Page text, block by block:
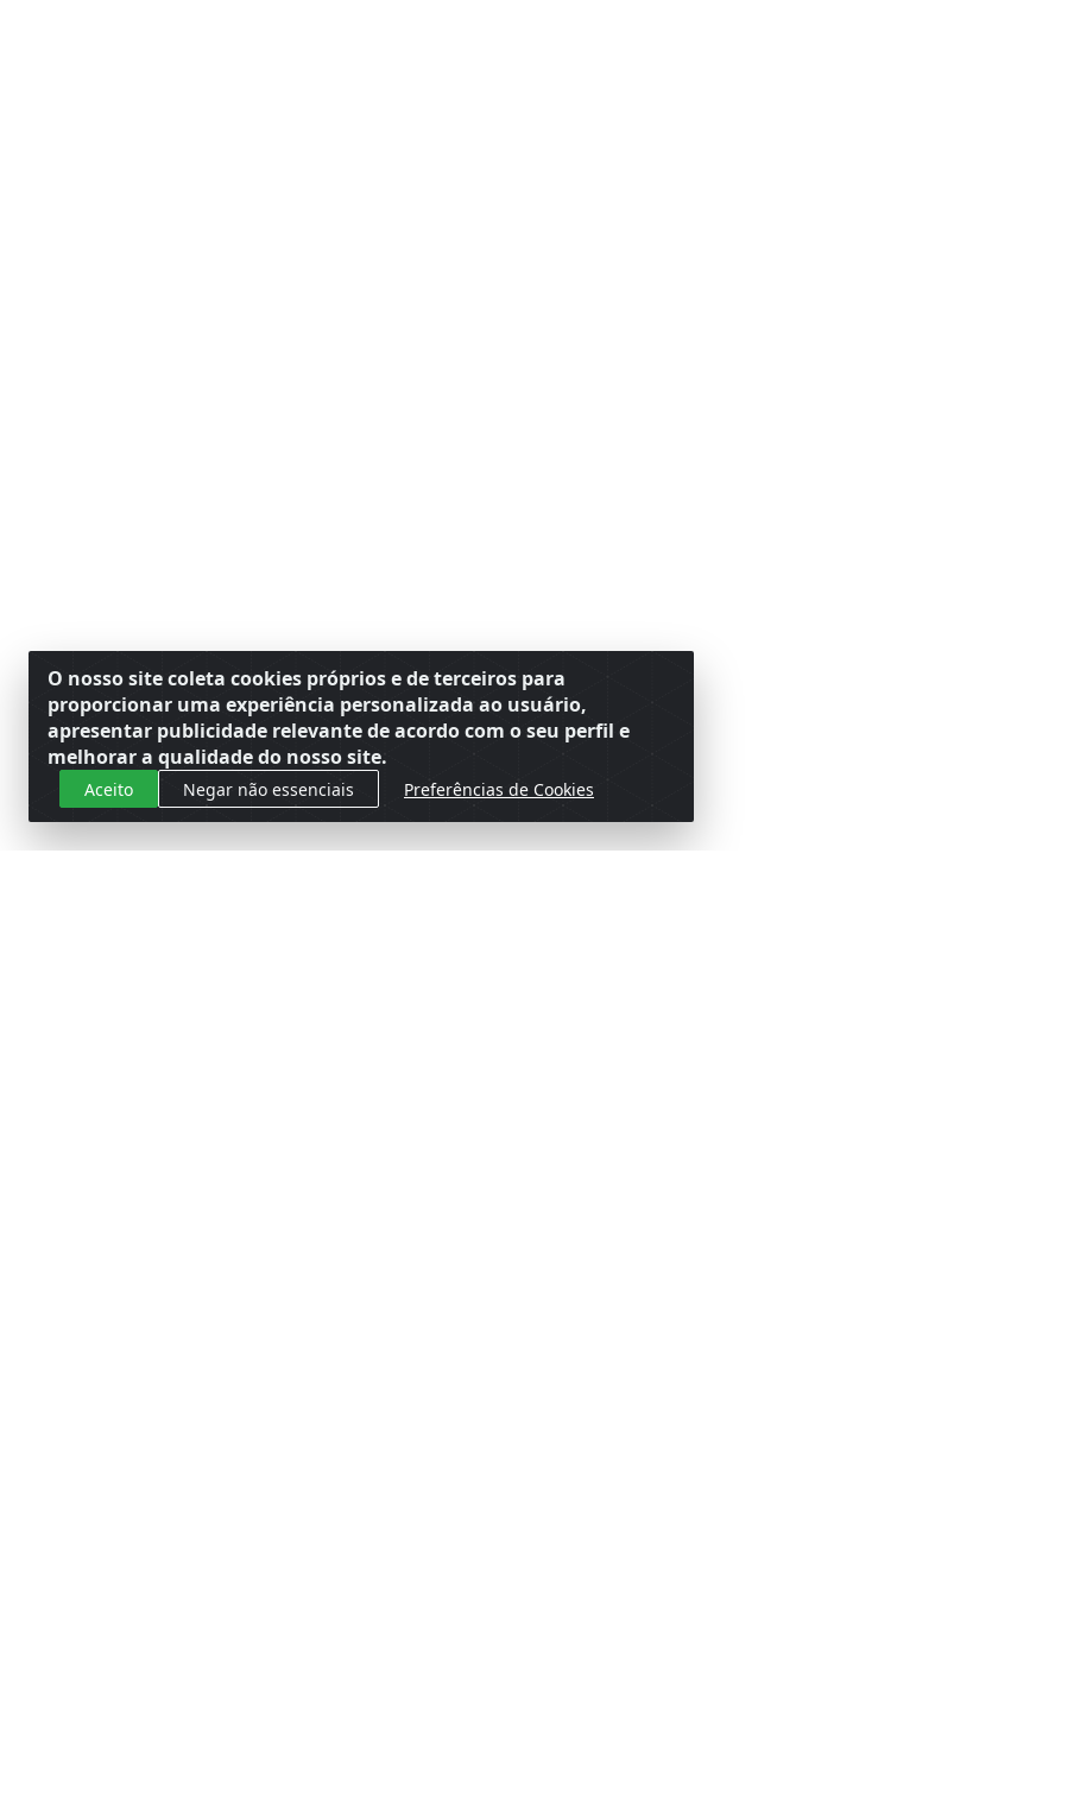
O nosso site coleta cookies próprios e de terceiros para
proporcionar uma experiência personalizada ao usuário,
apresentar publicidade relevante de acordo com o seu perfil e
melhorar a qualidade do nosso site.
Aceito Negar não essenciais Preferências de Cookies